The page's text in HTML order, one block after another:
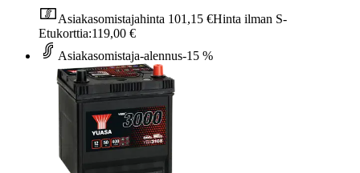
Asiakasomistajahinta 101,15 €Hinta ilman S-
Etukorttia:119,00 €
Asiakasomistaja-alennus-15 %